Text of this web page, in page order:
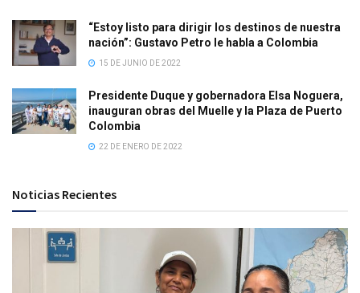
“Estoy listo para dirigir los destinos de nuestra
nación”: Gustavo Petro le habla a Colombia
15 DE JUNIO DE 2022
Presidente Duque y gobernadora Elsa Noguera,
inauguran obras del Muelle y la Plaza de Puerto
Colombia
22 DE ENERO DE 2022
Noticias Recientes